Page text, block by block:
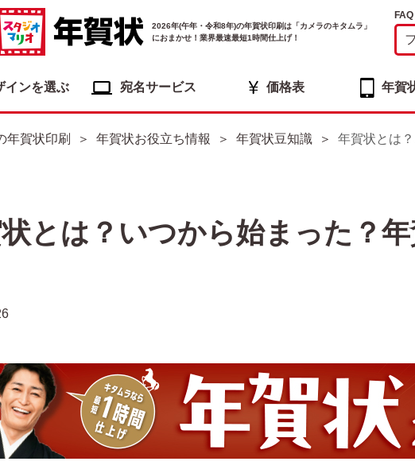
2026年(午年・令和8年)の年賀状印刷は「カメラのキタムラ」
におまかせ！業界最速最短1時間仕上げ！
FAQ
インを選ぶ 宛名サービス 価格表 年賀
賀状
年賀状
インする年賀状
年賀状印刷 年賀状お役立ち情報 年賀状豆知識 年賀状とは
とは？いつから始まった？